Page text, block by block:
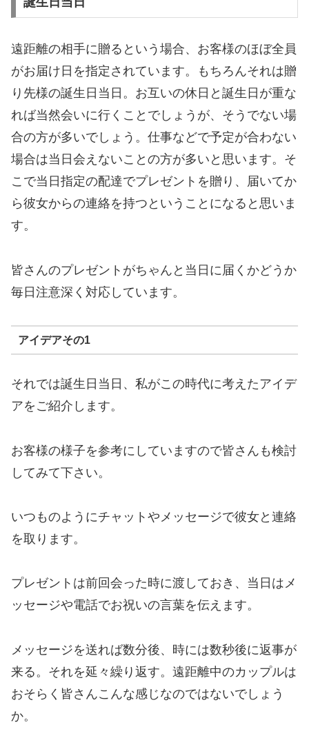
遠距離の相手に贈るという場合、お客様のほぼ全員
がお届け日を指定されています。もちろんそれは贈
り先様の誕生日当日。お互いの休日と誕生日が重な
れば当然会いに行くことでしょうが、そうでない場
合の方が多いでしょう。仕事などで予定が合わない
場合は当日会えないことの方が多いと思います。そ
こで当日指定の配達でプレゼントを贈り、届いてか
ら彼女からの連絡を持つということになると思いま
す。
皆さんのプレゼントがちゃんと当日に届くかどうか
毎日注意深く対応しています。
アイデアその1
それでは誕生日当日、私がこの時代に考えたアイデ
アをご紹介します。
お客様の様子を参考にしていますので皆さんも検討
してみて下さい。
いつものようにチャットやメッセージで彼女と連絡
を取ります。
プレゼントは前回会った時に渡しておき、当日はメ
ッセージや電話でお祝いの言葉を伝えます。
メッセージを送れば数分後、時には数秒後に返事が
来る。それを延々繰り返す。遠距離中のカップルは
おそらく皆さんこんな感じなのではないでしょう
か。